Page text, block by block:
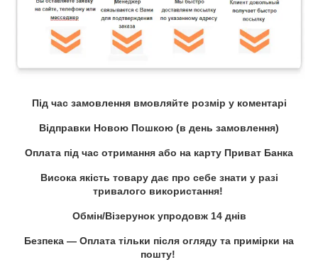
Під час замовлення вмовляйте розмір у коментарі
Відправки Новою Пошкою (в день замовлення)
Оплата під час отримання або на карту Приват Банка
Висока якість товару дає про себе знати у разі
тривалого використання!
Обмін/Візерунок упродовж 14 днів
Безпека — Оплата тільки після огляду та примірки на
пошту!